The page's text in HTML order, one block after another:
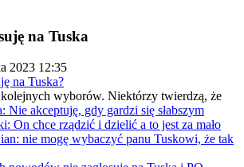
na Tuska
2023 12:35
na Tuska?
wyborów. Niektórzy twierdzą, że
Nie akceptuję, gdy gardzi się słabszym
On chce rządzić i dzielić a to jest za mało
nie mogę wybaczyć panu Tuskowi, że tak